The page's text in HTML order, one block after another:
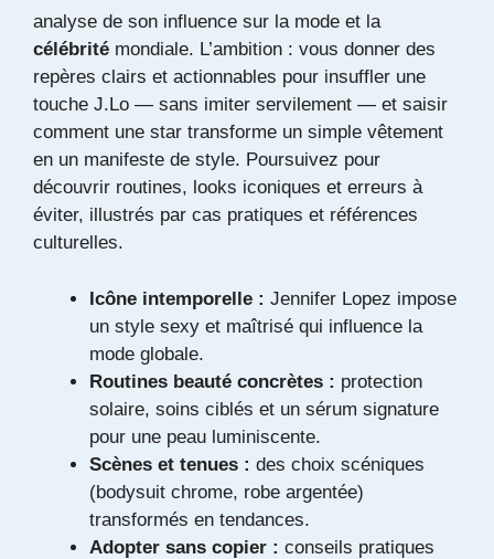
analyse de son influence sur la mode et la
célébrité mondiale. L’ambition : vous donner des
repères clairs et actionnables pour insuffler une
touche J.Lo — sans imiter servilement — et saisir
comment une star transforme un simple vêtement
en un manifeste de style. Poursuivez pour
découvrir routines, looks iconiques et erreurs à
éviter, illustrés par cas pratiques et références
culturelles.
Icône intemporelle : Jennifer Lopez impose
un style sexy et maîtrisé qui influence la
mode globale.
Routines beauté concrètes : protection
solaire, soins ciblés et un sérum signature
pour une peau luminiscente.
Scènes et tenues : des choix scéniques
(bodysuit chrome, robe argentée)
transformés en tendances.
Adopter sans copier : conseils pratiques